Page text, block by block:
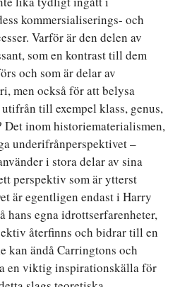
kommersialiserings- och
Varför är den delen av
som en kontrast till dem
och som är delar av
men också för att belysa
till exempel klass, genus,
inom historiematerialismen,
underifrånperspektivet –
i stora delar av sina
perspektiv som är ytterst
är egentligen endast i Harry
hans egna idrottserfarenheter,
återfinns och bidrar till en
kan ändå Carringtons och
en viktig inspirationskälla för